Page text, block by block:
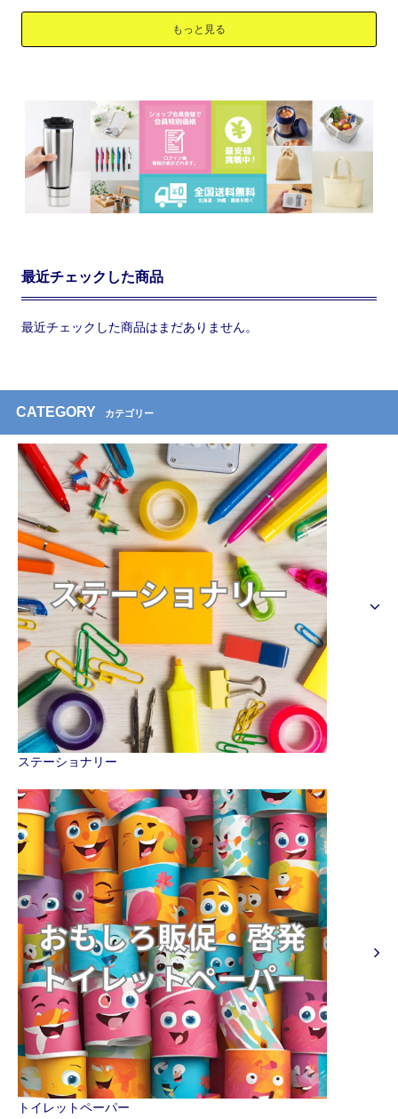
もっと見る
最近チェックした商品
最近チェックした商品はまだありません。
CATEGORY カテゴリー
ステーショナリー
トイレットペーパー